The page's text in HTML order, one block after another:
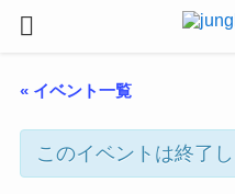
« イベント一覧
このイベントは終了し